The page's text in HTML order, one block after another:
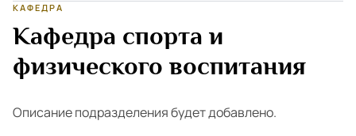
КАФЕДРА
Кафедра спорта и
физического воспитания
Описание подразделения будет добавлено.